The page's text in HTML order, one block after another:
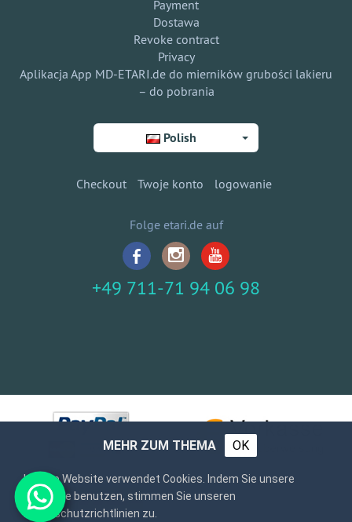
Payment
Dostawa
Revoke contract
Privacy
Aplikacja App MD-ETARI.de do mierników grubości lakieru
– do pobrania
Polish
Checkout Twoje konto logowanie
Folge etari.de auf
+49 711-71 94 06 98
MEHR ZUM THEMA OK
Unsere Website verwendet Cookies. Indem Sie unsere
Webseite benutzen, stimmen Sie unseren
Datenschutzrichtlinien zu.